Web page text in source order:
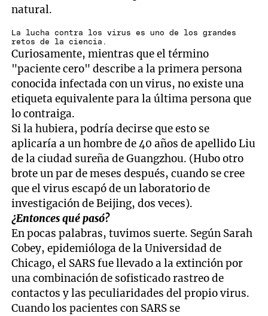
natural.
La lucha contra los virus es uno de los grandes
retos de la ciencia.
Curiosamente, mientras que el término
"paciente cero" describe a la primera persona
conocida infectada con un virus, no existe una
etiqueta equivalente para la última persona que
lo contraiga.
Si la hubiera, podría decirse que esto se
aplicaría a un hombre de 40 años de apellido Liu
de la ciudad sureña de Guangzhou. (Hubo otro
brote un par de meses después, cuando se cree
que el virus escapó de un laboratorio de
investigación de Beijing, dos veces).
¿Entonces qué pasó?
En pocas palabras, tuvimos suerte. Según Sarah
Cobey, epidemióloga de la Universidad de
Chicago, el SARS fue llevado a la extinción por
una combinación de sofisticado rastreo de
contactos y las peculiaridades del propio virus.
Cuando los pacientes con SARS se